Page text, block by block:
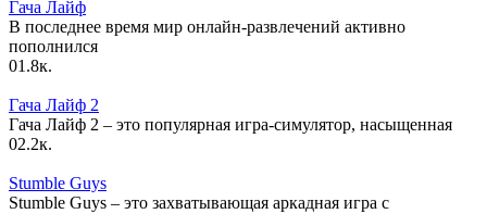
Гача Лайф
В последнее время мир онлайн-развлечений активно
пополнился
01.8к.
Гача Лайф 2
Гача Лайф 2 – это популярная игра-симулятор, насыщенная
02.2к.
Stumble Guys
Stumble Guys – это захватывающая аркадная игра с